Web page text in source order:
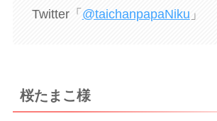
Twitter「 @taichanpapaNiku 」
桜たまこ様